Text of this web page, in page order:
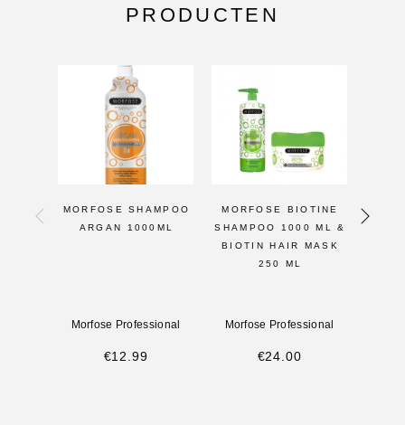
PRODUCTEN
MORFOSE SHAMPOO
ARGAN 1000ML
Morfose Professional
€12.99
MORFOSE BIOTINE
SHAMPOO 1000 ML &
BIOTIN HAIR MASK
250 ML
Morfose Professional
€24.00